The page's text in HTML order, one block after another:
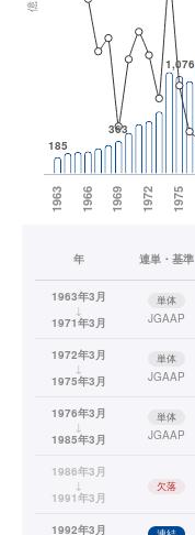
年 連単・基準
1963年3月
↓
1971年3月
単体
JGAAP
1972年3月
↓
1975年3月
単体
JGAAP
1976年3月
↓
1985年3月
単体
JGAAP
1986年3月
↓
1991年3月
欠落
1992年3月